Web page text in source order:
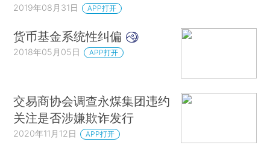
2019年08月31日 APP打开
货币基金系统性纠偏
2018年05月05日 APP打开
交易商协会调查永煤集团违约
关注是否涉嫌欺诈发行
2020年11月12日 APP打开